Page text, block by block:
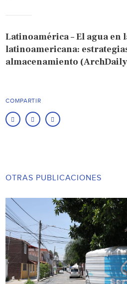
Latinoamérica – El agua
latinoamericana:
almacenamiento
COMPARTIR
OTRAS PUBLICACIONES